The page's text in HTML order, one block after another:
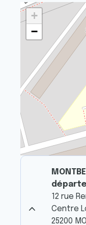
+
−
12 rue
Centre
25200